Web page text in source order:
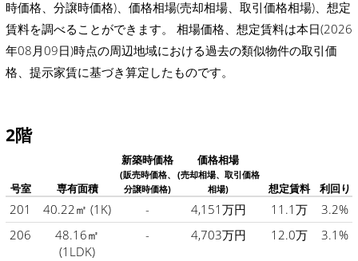
時価格、分譲時価格)、価格相場(売却相場、取引価格相場)、想定
賃料を調べることができます。 相場価格、想定賃料は本日(2026
年08月09日)時点の周辺地域における過去の類似物件の取引価
格、提示家賃に基づき算定したものです。
2階
号室 専有面積
新築時価格
(販売時価格、
分譲時価格)
価格相場
(売却相場、取引価格
相場)
想定賃料 利回り
201 40.22㎡ (1K) - 4,151万円 11.1万
3.2%
206
48.16㎡
(1LDK)
- 4,703万円 12.0万 3.1%